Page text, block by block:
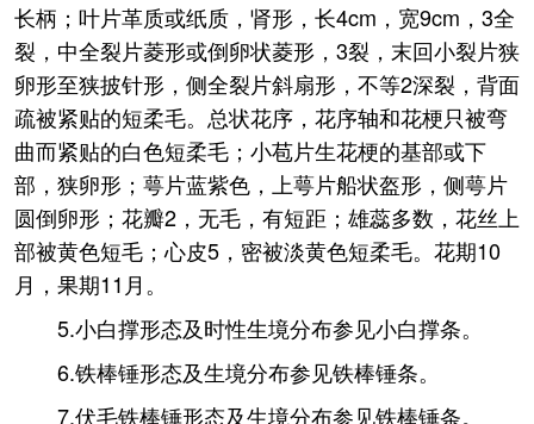
长柄；叶片革质或纸质，肾形，长4cm，宽9cm，3全
裂，中全裂片菱形或倒卵状菱形，3裂，末回小裂片狭
卵形至狭披针形，侧全裂片斜扇形，不等2深裂，背面
疏被紧贴的短柔毛。总状花序，花序轴和花梗只被弯
曲而紧贴的白色短柔毛；小苞片生花梗的基部或下
部，狭卵形；萼片蓝紫色，上萼片船状盔形，侧萼片
圆倒卵形；花瓣2，无毛，有短距；雄蕊多数，花丝上
部被黄色短毛；心皮5，密被淡黄色短柔毛。花期10
月，果期11月。
5.小白撑形态及时性生境分布参见小白撑条。
6.铁棒锤形态及生境分布参见铁棒锤条。
7.伏毛铁棒锤形态及生境分布参见铁棒锤条。